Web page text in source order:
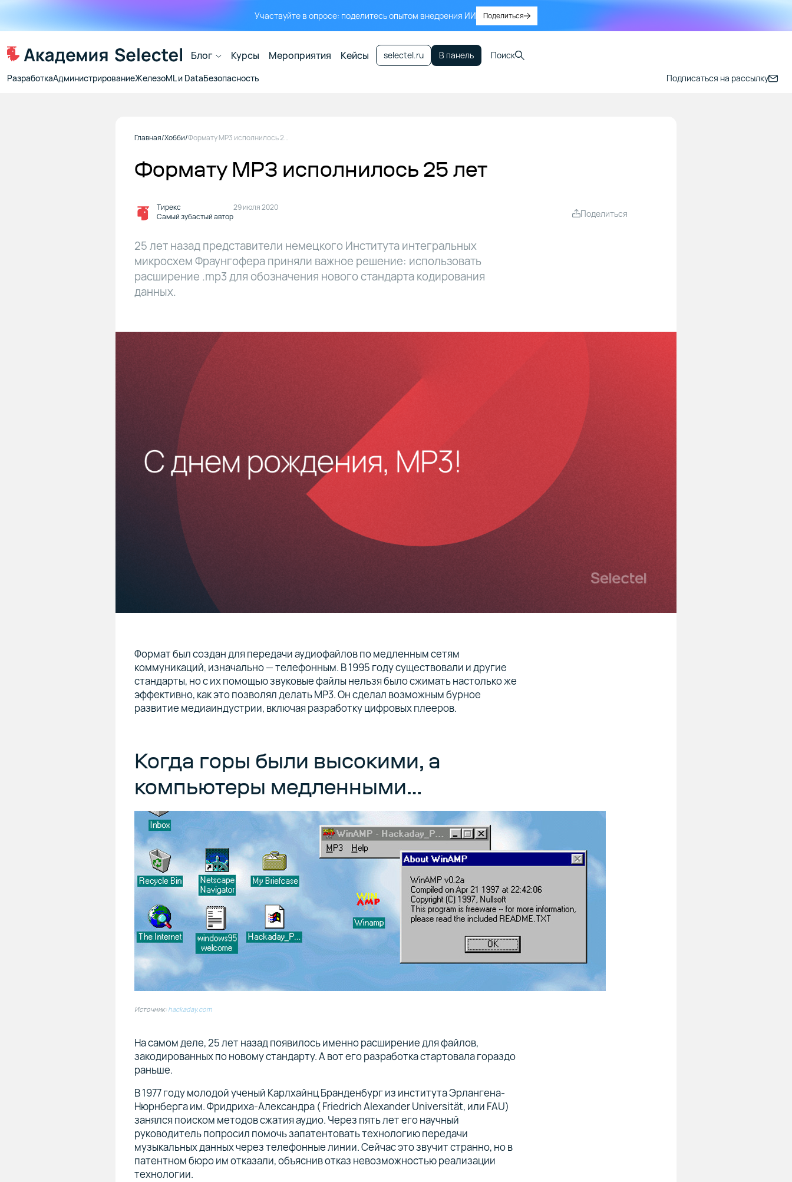
Участвуйте в опросе: поделитесь опытом внедрения ИИ Поделиться
Блог Курсы Мероприятия Кейсы selectel.ru В панель Поиск
РазработкаАдминистрированиеЖелезоML и DataБезопасность Подписаться на рассылку
Главная Хобби Формату MP3 исполнилось 25 лет
Формату MP3 исполнилось 25 лет
Тирекс
Самый зубастый автор
29 июля 2020
Поделиться
25 лет назад представители немецкого Института интегральных
микросхем Фраунгофера приняли важное решение: использовать
расширение .mp3 для обозначения нового стандарта кодирования
данных.
Формат был создан для передачи аудиофайлов по медленным сетям
коммуникаций, изначально — телефонным. В 1995 году существовали и другие
стандарты, но с их помощью звуковые файлы нельзя было сжимать настолько же
эффективно, как это позволял делать MP3. Он сделал возможным бурное
развитие медиаиндустрии, включая разработку цифровых плееров.
Когда горы были высокими, а
компьютеры медленными…
Источник:hackaday.com
На самом деле, 25 лет назад появилось именно расширение для файлов,
закодированных по новому стандарту. А вот его разработка стартовала гораздо
раньше.
В 1977 году молодой ученый Карлхайнц Бранденбург из института Эрлангена-
Нюрнберга им. Фридриха-Александра ( Friedrich Alexander Universität, или FAU)
занялся поиском методов сжатия аудио. Через пять лет его научный
руководитель попросил помочь запатентовать технологию передачи
музыкальных данных через телефонные линии. Сейчас это звучит странно, но в
патентном бюро им отказали, объяснив отказ невозможностью реализации
технологии.